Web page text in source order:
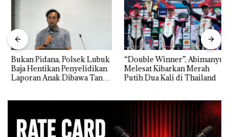
Bukan Pidana, Polsek Lubuk
Baja Hentikan Penyelidikan
Laporan Anak Dibawa Tanpa
“Double Winner”, Abimanyu
Melesat Kibarkan Merah
Putih Dua Kali di Thailand